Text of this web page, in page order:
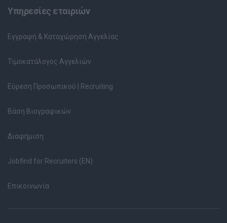
Υπηρεσίες εταιριών
Εγγραφή & Καταχώρηση Αγγελίας
Τιμοκατάλογος Αγγελιών
Εύρεση Προσωπικού | Recruiting
Βάση Βιογραφικών
Διαφήμιση
Jobfind for Recruiters (EN)
Επικοινωνία